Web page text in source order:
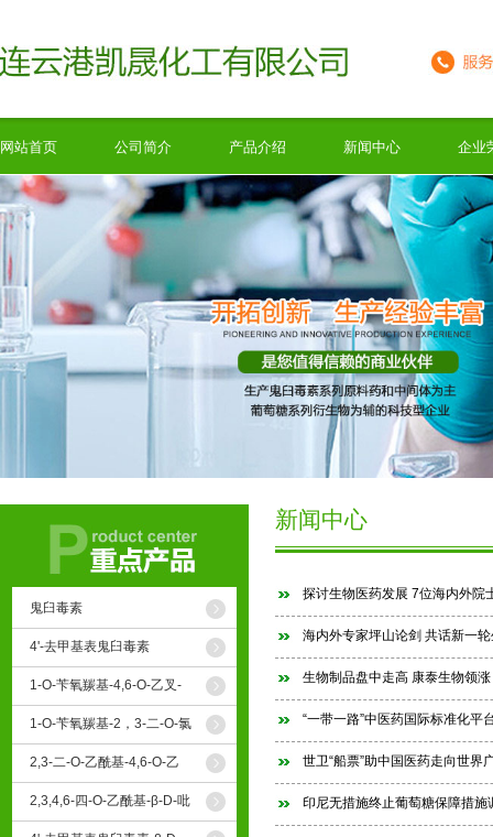
网站首页 公司简介 产品介绍 新闻中心 企业
鬼臼毒素
4'-去甲基表鬼臼毒素
1-O-苄氧羰基-4,6-O-乙叉-
β-D-吡喃葡萄糖
1-O-苄氧羰基-2，3-二-O-氯
乙酰基-4,6-O-乙叉-β-D- 吡
喃葡萄糖
2,3-二-O-乙酰基-4,6-O-乙
叉-β-D-吡喃葡萄糖
2,3,4,6-四-O-乙酰基-β-D-吡
喃葡萄糖
新闻中心
探讨生物医药发展 7位海内外院
海内外专家坪山论剑 共话新一
生物制品盘中走高 康泰生物领涨
“一带一路”中医药国际标准化平
世卫“船票”助中国医药走向世界
印尼无措施终止葡萄糖保障措施